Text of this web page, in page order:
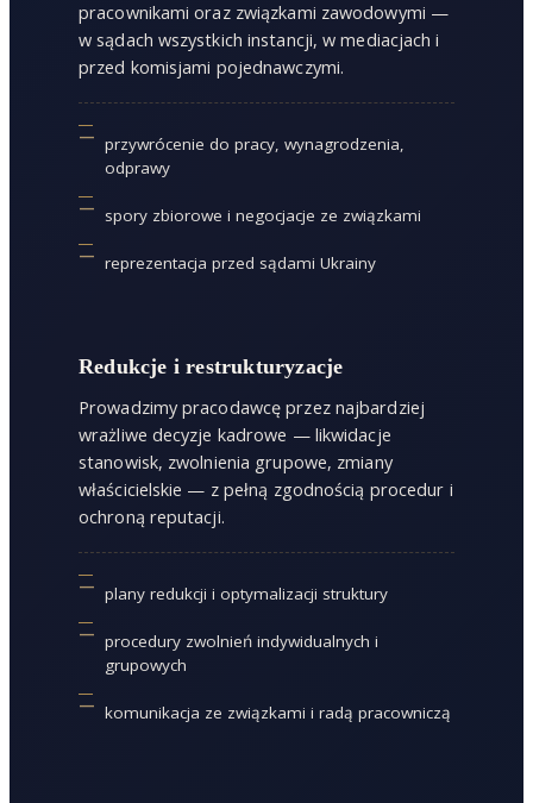
pracownikami oraz związkami zawodowymi —
w sądach wszystkich instancji, w mediacjach i
przed komisjami pojednawczymi.
przywrócenie do pracy, wynagrodzenia,
odprawy
spory zbiorowe i negocjacje ze związkami
reprezentacja przed sądami Ukrainy
Redukcje i restrukturyzacje
Prowadzimy pracodawcę przez najbardziej
wrażliwe decyzje kadrowe — likwidacje
stanowisk, zwolnienia grupowe, zmiany
właścicielskie — z pełną zgodnością procedur i
ochroną reputacji.
plany redukcji i optymalizacji struktury
procedury zwolnień indywidualnych i
grupowych
komunikacja ze związkami i radą pracowniczą